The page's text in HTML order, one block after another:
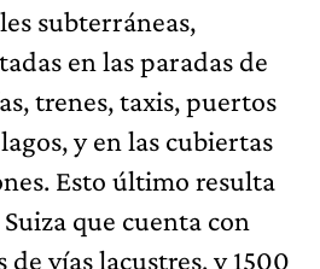
subterráneas,
en las paradas de
trenes, taxis, puertos
y en las cubiertas
Esto último resulta
que cuenta con
vías lacustres, y 1500